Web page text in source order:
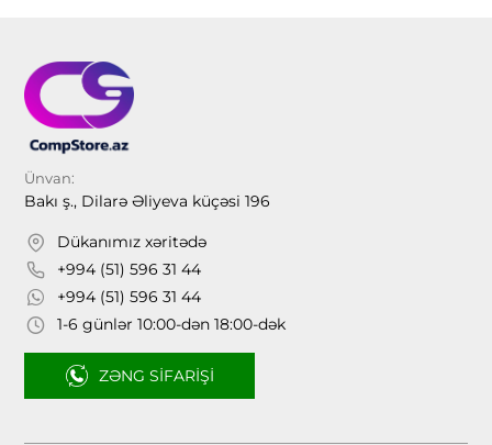
Ünvan:
Bakı ş., Dilarə Əliyeva küçəsi 196
Dükanımız xəritədə
+994 (51) 596 31 44
+994 (51) 596 31 44
1-6 günlər 10:00-dən 18:00-dək
ZƏNG SIFARIŞI